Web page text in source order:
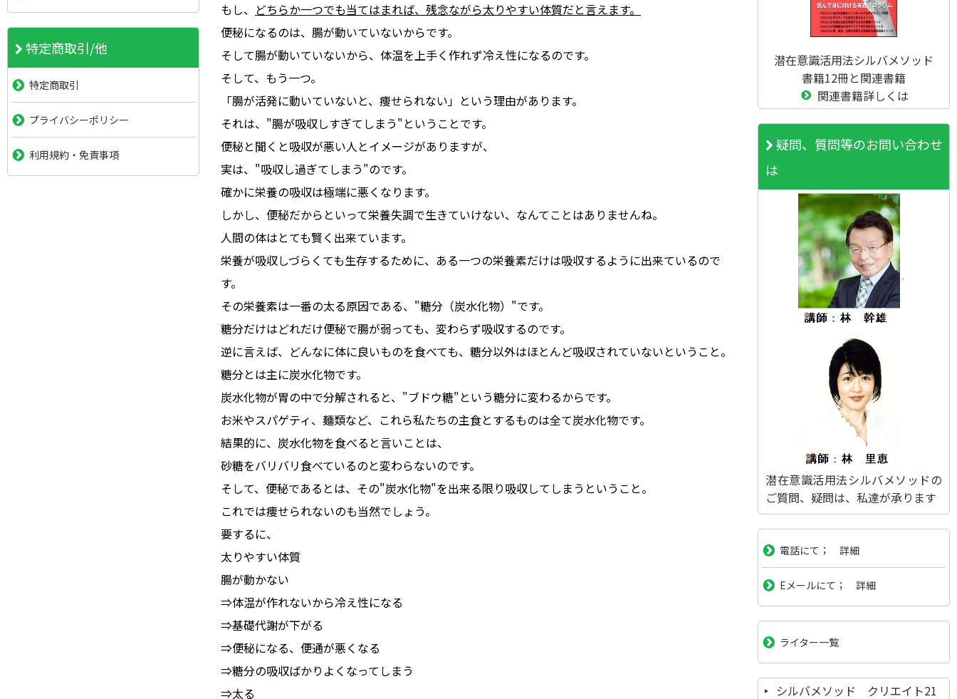
もし、 どちらか一つでも当てはまれば、残念ながら太りやすい体質だと言えます。
便秘になるのは、腸が動いていないからです。
そして腸が動いていないから、体温を上手く作れず冷え性になるのです。
そして、もう一つ。
「腸が活発に動いていないと、痩せられない」という理由があります。
それは、"腸が吸収しすぎてしまう"ということです。
便秘と聞くと吸収が悪い人とイメージがありますが、
実は、"吸収し過ぎてしまう"のです。
確かに栄養の吸収は極端に悪くなります。
しかし、便秘だからといって栄養失調で生きていけない、なんてことはありませんね。
人間の体はとても賢く出来ています。
栄養が吸収しづらくても生存するために、ある一つの栄養素だけは吸収するように出来ているので
す。
その栄養素は一番の太る原因である、"糖分（炭水化物）"です。
糖分だけはどれだけ便秘で腸が弱っても、変わらず吸収するのです。
逆に言えば、どんなに体に良いものを食べても、糖分以外はほとんど吸収されていないということ。
糖分とは主に炭水化物です。
炭水化物が胃の中で分解されると、"ブドウ糖"という糖分に変わるからです。
お米やスパゲティ、麺類など、これら私たちの主食とするものは全て炭水化物です。
結果的に、炭水化物を食べると言いことは、
砂糖をバリバリ食べているのと変わらないのです。
そして、便秘であるとは、その"炭水化物"を出来る限り吸収してしまうということ。
これでは痩せられないのも当然でしょう。
要するに、
太りやすい体質
腸が動かない
⇒体温が作れないから冷え性になる
⇒基礎代謝が下がる
⇒便秘になる、便通が悪くなる
⇒糖分の吸収ばかりよくなってしまう
⇒太る
特定商取引/他
特定商取引
プライバシーポリシー
利用規約・免責事項
潜在意識活用法シルバメソッド
書籍12冊と関連書籍
関連書籍詳しくは
疑問、質問等のお問い合わせ
は
潜在意識活用法シルバメソッドの
ご質問、疑問は、私達が承ります
電話にて； 詳細
Eメールにて； 詳細
ライター一覧
シルバメソッド クリエイト21